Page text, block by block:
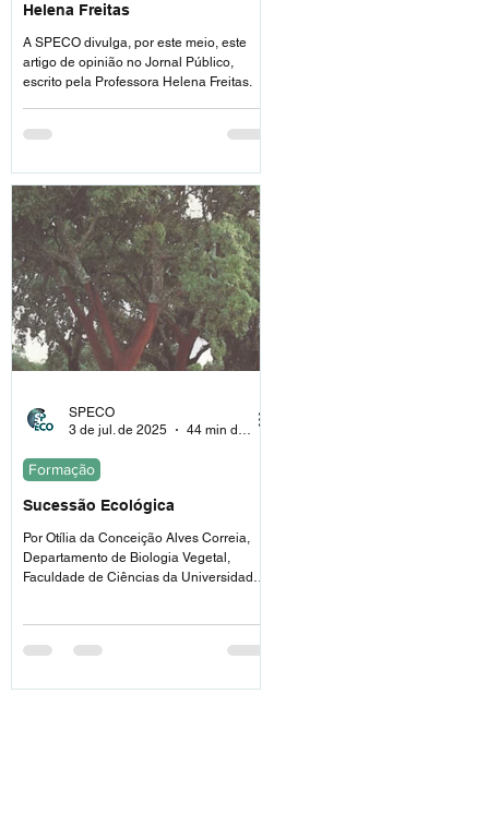
Helena Freitas
A SPECO divulga, por este meio, este
artigo de opinião no Jornal Público,
escrito pela Professora Helena Freitas.
Sucessão Ecológica
Por Otília da Conceição Alves Correia,
Departamento de Biologia Vegetal,
Faculdade de Ciências da Universidade
Formação
SPECO
3 de jul. de 2025
44 min de leitura